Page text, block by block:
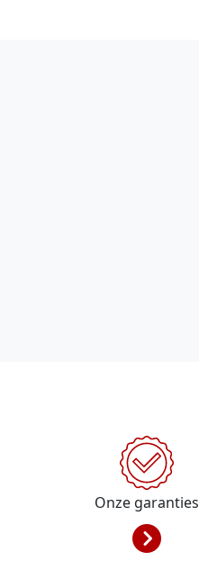
Onze garanties